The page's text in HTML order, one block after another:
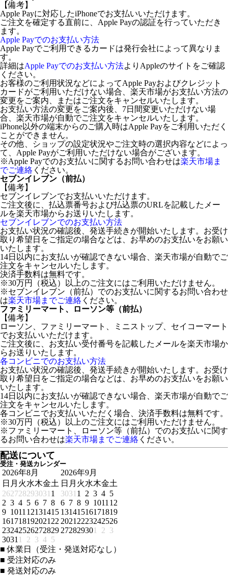
【備考】
Apple Payに対応したiPhoneでお支払いいただけます。
ご注文を確定する直前に、Apple Payの認証を行っていただき
ます。
Apple Payでのお支払い方法
Apple Payでご利用できるカードは発行会社によって異なりま
す。
詳細はApple Payでのお支払い方法よりAppleのサイトをご確認
ください。
お客様のご利用状況などによってApple Payおよびクレジット
カードがご利用いただけない場合、楽天市場がお支払い方法の
変更をご案内、またはご注文をキャンセルいたします。
お支払い方法の変更をご案内後、7日間変更いただけない場
合、楽天市場が自動でご注文をキャンセルいたします。
iPhone以外の端末からのご購入時はApple Payをご利用いただく
ことができません。
その他、ショップの設定状況やご注文時の選択内容などによっ
て、Apple Payがご利用いただけない場合がございます。
※Apple Payでのお支払いに関するお問い合わせは楽天市場ま
でご連絡 ください。
セブンイレブン（前払）
【備考】
セブンイレブンでお支払いいただけます。
ご注文後に、払込票番号および払込票のURLを記載したメー
ルを楽天市場からお送りいたします。
セブンイレブンでのお支払い方法
お支払い状況の確認後、発送手続きが開始いたします。お受け
取り希望日をご指定の場合などは、お早めのお支払いをお願い
いたします。
14日以内にお支払いが確認できない場合、楽天市場が自動でご
注文をキャンセルいたします。
決済手数料は無料です。
※30万円（税込）以上のご注文にはご利用いただけません。
※セブンイレブン（前払）でのお支払いに関するお問い合わせ
は楽天市場までご連絡 ください。
ファミリーマート、ローソン等（前払）
【備考】
ローソン、ファミリーマート、ミニストップ、セイコーマート
でお支払いいただけます。
ご注文後に、お支払い受付番号を記載したメールを楽天市場か
らお送りいたします。
各コンビニでのお支払い方法
お支払い状況の確認後、発送手続きが開始いたします。お受け
取り希望日をご指定の場合などは、お早めのお支払いをお願い
いたします。
14日以内にお支払いが確認できない場合、楽天市場が自動でご
注文をキャンセルいたします。
各コンビニでお支払いいただく場合、決済手数料は無料です。
※30万円（税込）以上のご注文にはご利用いただけません。
※ファミリーマート、ローソン等（前払）でのお支払いに関す
るお問い合わせは楽天市場までご連絡 ください。
配送について
受注・発送カレンダー
2026年8月
日 月 火水木金土
262728293031 1
2 3 4 5 6 7 8
9 1011 12131415
161718192021 22
23242526272829
3031 1 2 3 4 5
2026年9月
日 月 火水木金土
3031 1 2 3 4 5
6 7 8 9 1011 12
13141516171819
2021 2223242526
272829301 2 3
■ 休業日（受注・発送対応なし）
■ 受注対応のみ
■ 発送対応のみ